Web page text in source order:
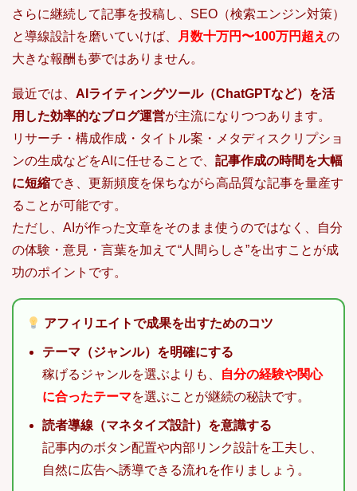
さらに継続して記事を投稿し、SEO（検索エンジン対策）
と導線設計を磨いていけば、
月数十万円〜100万円超え の
大きな報酬も夢ではありません。
最近では、 AIライティングツール（ChatGPTなど）を活
用した効率的なブログ運営が主流になりつつあります。
リサーチ・構成作成・タイトル案・メタディスクリプショ
ンの生成などをAIに任せることで、 記事作成の時間を大幅
に短縮でき、更新頻度を保ちながら高品質な記事を量産す
ることが可能です。
ただし、AIが作った文章をそのまま使うのではなく、自分
の体験・意見・言葉を加えて“人間らしさ”を出すことが成
功のポイントです。
アフィリエイトで成果を出すためのコツ
テーマ（ジャンル）を明確にする
稼げるジャンルを選ぶよりも、
自分の経験や関心
に合ったテーマを選ぶことが継続の秘訣です。
読者導線（マネタイズ設計）を意識する
記事内のボタン配置や内部リンク設計を工夫し、
自然に広告へ誘導できる流れを作りましょう。